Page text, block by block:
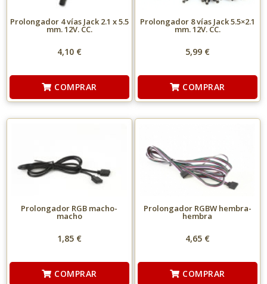
Prolongador 4 vías Jack 2.1 x 5.5
mm. 12V. CC.
4,10 €
COMPRAR
Prolongador 8 vías Jack 5.5×2.1
mm. 12V. CC.
5,99 €
COMPRAR
Prolongador RGB macho-
macho
1,85 €
COMPRAR
Prolongador RGBW hembra-
hembra
4,65 €
COMPRAR